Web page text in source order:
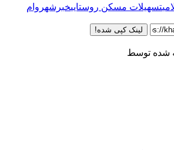
تسهیلات مسکن روستاییخبرشهر وام
لینک کپی شده!
شده توسط